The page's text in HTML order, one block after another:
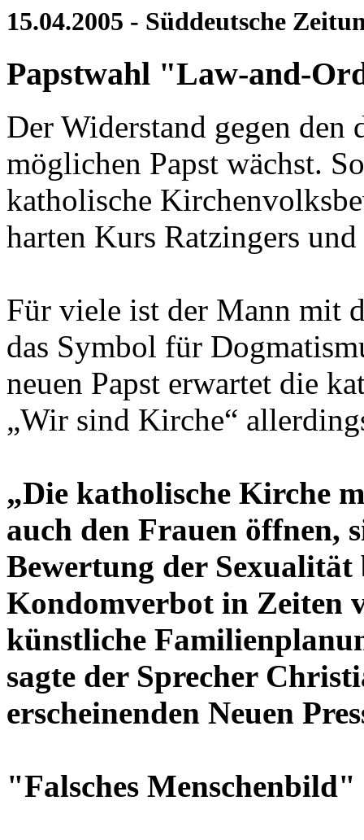
15.04.2005 - Süddeutsche
Papstwahl "Law-and-
Der Widerstand gegen den
möglichen Papst wächst.
katholische
harten Kurs Ratzingers
Für viele ist der Mann mit
das Symbol für
neuen Papst erwartet die
„Wir sind Kirche“
„Die katholische Kirche
auch den Frauen öffnen,
Bewertung der
Kondomverbot in Zeiten
künstliche
sagte der Sprecher
erscheinenden Neuen
"Falsches Menschenbild"